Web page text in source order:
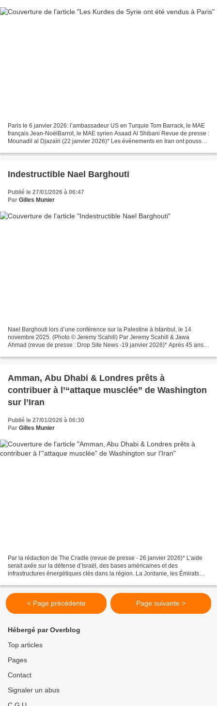
Paris le 6 janvier 2026: l’ambassadeur US en Turquie Tom Barrack, le MAE
français Jean-NoëlBarrot, le MAE syrien Asaad Al Shibani Revue de presse :
Mounadil al Djazaïri (22 janvier 2026)* Les événements en Iran ont poussé
Indestructible Nael Barghouti
Publié le 27/01/2026 à 06:47
Par Gilles Munier
Nael Barghouti lors d’une conférence sur la Palestine à Istanbul, le 14
novembre 2025. (Photo © Jeremy Scahill) Par Jeremy Scahill & Jawa
Ahmad (revue de presse : Drop Site News -19 janvier 2026)* Après 45 ans
Amman, Abu Dhabi & Londres prêts à
contribuer à l’“attaque musclée” de Washington
sur l’Iran
Publié le 27/01/2026 à 06:30
Par Gilles Munier
Par la rédaction de The Cradle (revue de presse - 26 janvier 2026)* L’aide
serait axée sur la défense d’Israël, des bases américaines et des
infrastructures énergétiques clés dans la région. La Jordanie, les Émirats
< Page précédente Page suivante >
Hébergé par Overblog
Top articles
Pages
Contact
Signaler un abus